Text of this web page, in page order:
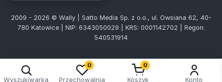
2009 - 2026 © Wally | Satto Media Sp. z o.o., ul. Owsiana 62, 40-
780 Katowice | NIP: 6343050029 | KRS: 0001142702 | Regon:
540531914
Wyszukiwarka
0
Przechowalnia
0
Koszyk Konto